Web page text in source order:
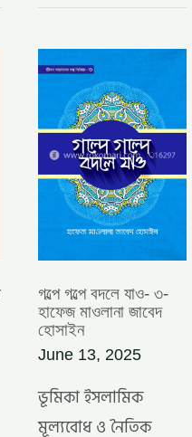
গল্পে গল্পে বদলে যাও- ৩-
হাফেজ মাওলানা জাবেদ
হোসাইন
June 13, 2025
ভূমিকা ইসলামিক
মূল্যবোধ ও নৈতিক
গল্পে
গল্পে
বদলে
যাও-
৩-
হাফেজ
মাওলানা
জাবেদ
হোসাইন